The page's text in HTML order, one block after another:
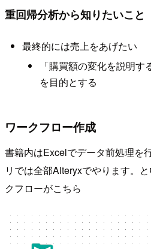
重回帰分析から知りたいこと
最終的には売上をあげたい
「購買額の変化を説明
を目的とする
ワークフロー作成
書籍内はExcelでデータ前処理を
リでは全部Alteryxでやります。
クフローがこちら